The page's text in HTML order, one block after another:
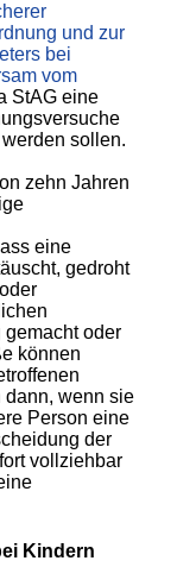
und zur
bei
vom
StAG eine
sollen.
zehn Jahren
eine
gedroht
oder
können
dann, wenn sie
Person eine
der
vollziehbar
Kindern